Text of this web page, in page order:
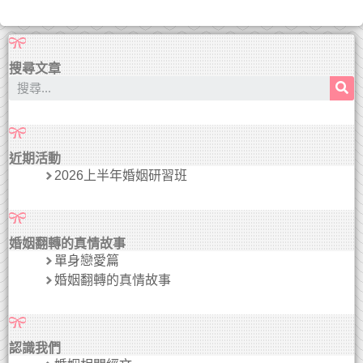
搜尋文章
近期活動
2026上半年婚姻研習班
婚姻翻轉的真情故事
單身戀愛篇
婚姻翻轉的真情故事
認識我們